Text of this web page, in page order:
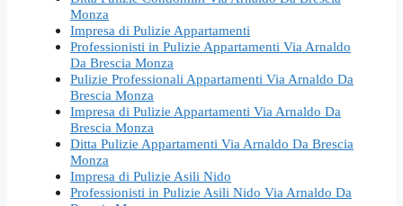
Monza
Impresa di Pulizie Appartamenti
Professionisti in Pulizie Appartamenti Via Arnaldo
Da Brescia Monza
Pulizie Professionali Appartamenti Via Arnaldo Da
Brescia Monza
Impresa di Pulizie Appartamenti Via Arnaldo Da
Brescia Monza
Ditta Pulizie Appartamenti Via Arnaldo Da Brescia
Monza
Impresa di Pulizie Asili Nido
Professionisti in Pulizie Asili Nido Via Arnaldo Da